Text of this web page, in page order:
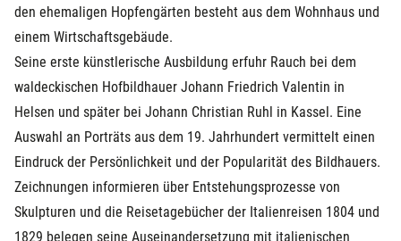
den ehemaligen Hopfengärten besteht aus dem Wohnhaus und
einem Wirtschaftsgebäude.
Seine erste künstlerische Ausbildung erfuhr Rauch bei dem
waldeckischen Hofbildhauer Johann Friedrich Valentin in
Helsen und später bei Johann Christian Ruhl in Kassel. Eine
Auswahl an Porträts aus dem 19. Jahrhundert vermittelt einen
Eindruck der Persönlichkeit und der Popularität des Bildhauers.
Zeichnungen informieren über Entstehungsprozesse von
Skulpturen und die Reisetagebücher der Italienreisen 1804 und
1829 belegen seine Auseinandersetzung mit italienischen